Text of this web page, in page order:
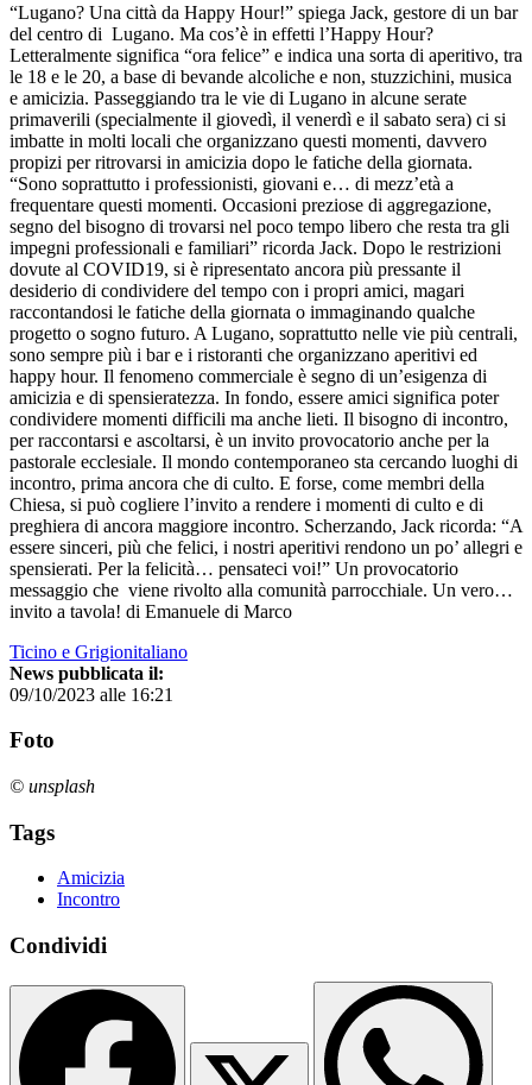
“Lugano? Una città da Happy Hour!” spiega Jack, gestore di un bar
del centro di Lugano. Ma cos’è in effetti l’Happy Hour?
Letteralmente significa “ora felice” e indica una sorta di aperitivo, tra
le 18 e le 20, a base di bevande alcoliche e non, stuzzichini, musica
e amicizia. Passeggiando tra le vie di Lugano in alcune serate
primaverili (specialmente il giovedì, il venerdì e il sabato sera) ci si
imbatte in molti locali che organizzano questi momenti, davvero
propizi per ritrovarsi in amicizia dopo le fatiche della giornata.
“Sono soprattutto i professionisti, giovani e… di mezz’età a
frequentare questi momenti. Occasioni preziose di aggregazione,
segno del bisogno di trovarsi nel poco tempo libero che resta tra gli
impegni professionali e familiari” ricorda Jack. Dopo le restrizioni
dovute al COVID19, si è ripresentato ancora più pressante il
desiderio di condividere del tempo con i propri amici, magari
raccontandosi le fatiche della giornata o immaginando qualche
progetto o sogno futuro. A Lugano, soprattutto nelle vie più centrali,
sono sempre più i bar e i ristoranti che organizzano aperitivi ed
happy hour. Il fenomeno commerciale è segno di un’esigenza di
amicizia e di spensieratezza. In fondo, essere amici significa poter
condividere momenti difficili ma anche lieti. Il bisogno di incontro,
per raccontarsi e ascoltarsi, è un invito provocatorio anche per la
pastorale ecclesiale. Il mondo contemporaneo sta cercando luoghi di
incontro, prima ancora che di culto. E forse, come membri della
Chiesa, si può cogliere l’invito a rendere i momenti di culto e di
preghiera di ancora maggiore incontro. Scherzando, Jack ricorda: “A
essere sinceri, più che felici, i nostri aperitivi rendono un po’ allegri e
spensierati. Per la felicità… pensateci voi!” Un provocatorio
messaggio che viene rivolto alla comunità parrocchiale. Un vero…
invito a tavola! di Emanuele di Marco
Ticino e Grigionitaliano
News pubblicata il:
09/10/2023 alle 16:21
Foto
© unsplash
Tags
Amicizia
Incontro
Condividi